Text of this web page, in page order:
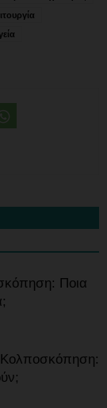
Ποια
Κολποσκόπηση: